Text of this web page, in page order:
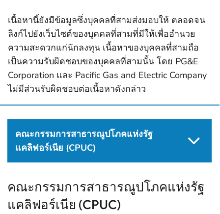
เนื้อหานี้ยังมีข้อมูลซึ่งบุคคลที่สามส่งมอบให้ ตลอดจน
ลิงก์ไปยังเว็บไซต์ของบุคคลที่สามที่มีให้เพื่ออำนวย
ความสะดวกแก่นักลงทุน เนื้อหาของบุคคลที่สามถือ
เป็นความรับผิดชอบของบุคคลที่สามนั้น โดย PG&E
Corporation และ Pacific Gas and Electric Company
ไม่มีส่วนรับผิดชอบต่อเนื้อหาดังกล่าว
คณะกรรมการสาธารณูปโภคแห่งรัฐ
แคลิฟอร์เนีย (CPUC)
คณะกรรมการสาธารณูปโภคแห่งรัฐ
แคลิฟอร์เนีย (CPUC)